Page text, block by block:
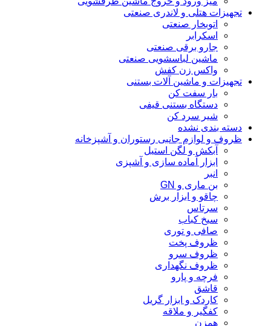
تجهیزات هتلی و لاندری صنعتی
اتوبخار صنعتی
اسکرابر
جارو برقی صنعتی
ماشین لباسشویی صنعتی
واکس زن کفش
تجهیزات و ماشین آلات بستنی
بار سفت کن
دستگاه بستنی قیفی
شیر سرد کن
دسته بندی نشده
ظروف و لوازم جانبی رستوران و آشپزخانه
آبکش و لگن استیل
ابزار آماده سازی و آشپزی
انبر
بن ماری و GN
چاقو و ابزار برش
سرتاس
سیخ کباب
صافی و توری
ظروف پخت
ظروف سرو
ظروف نگهداری
فرچه و پارو
قاشق
کاردک و ابزار گریل
کفگیر و ملاقه
همزن